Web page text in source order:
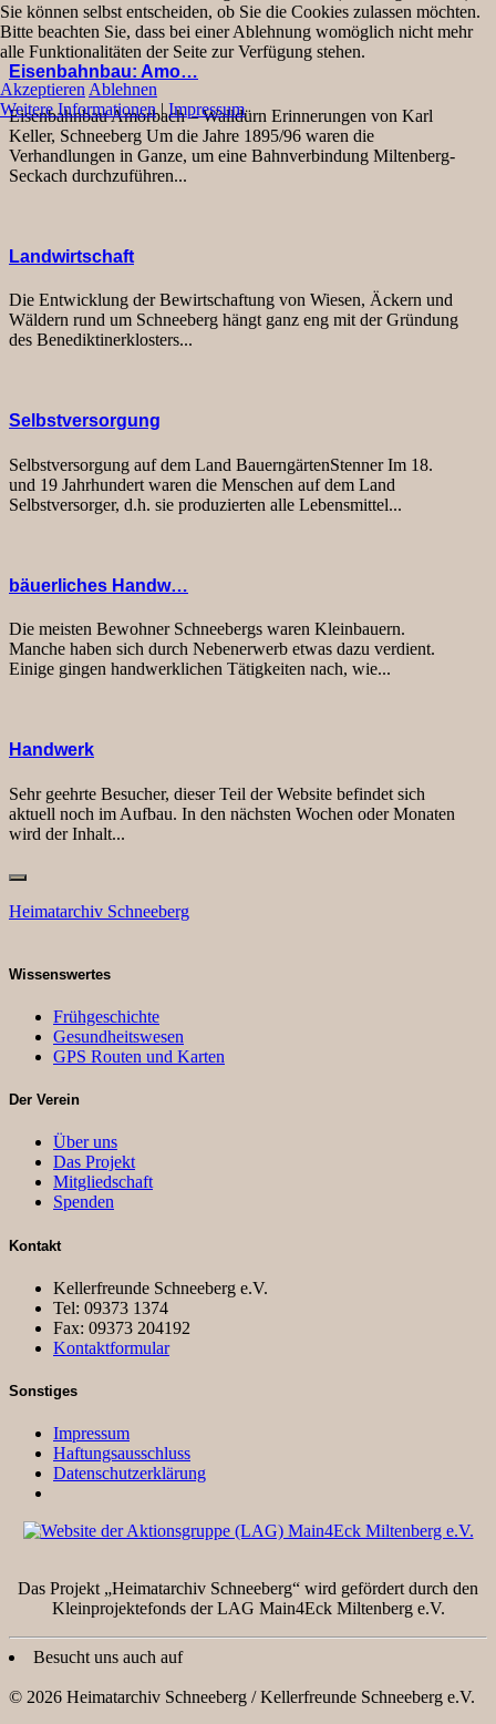
Eisenbahnbau: Amo…
Eisenbahnbau Amorbach – Walldürn Erinnerungen von Karl
Keller, Schneeberg Um die Jahre 1895/96 waren die
Verhandlungen in Ganze, um eine Bahnverbindung Miltenberg-
Seckach durchzuführen...
Landwirtschaft
Die Entwicklung der Bewirtschaftung von Wiesen, Äckern und
Wäldern rund um Schneeberg hängt ganz eng mit der Gründung
des Benediktinerklosters...
Selbstversorgung
Selbstversorgung auf dem Land BauerngärtenStenner Im 18.
und 19 Jahrhundert waren die Menschen auf dem Land
Selbstversorger, d.h. sie produzierten alle Lebensmittel...
bäuerliches Handw…
Die meisten Bewohner Schneebergs waren Kleinbauern.
Manche haben sich durch Nebenerwerb etwas dazu verdient.
Einige gingen handwerklichen Tätigkeiten nach, wie...
Handwerk
Sehr geehrte Besucher, dieser Teil der Website befindet sich
aktuell noch im Aufbau. In den nächsten Wochen oder Monaten
wird der Inhalt...
Heimatarchiv Schneeberg
Wissenswertes
Frühgeschichte
Gesundheitswesen
GPS Routen und Karten
Der Verein
Über uns
Das Projekt
Mitgliedschaft
Spenden
Kontakt
Kellerfreunde Schneeberg e.V.
Tel: 09373 1374
Fax: 09373 204192
Kontaktformular
Sonstiges
Impressum
Haftungsausschluss
Datenschutzerklärung
Das Projekt „Heimatarchiv Schneeberg“ wird gefördert durch den
Kleinprojektefonds der LAG Main4Eck Miltenberg e.V.
Besucht uns auch auf
© 2026 Heimatarchiv Schneeberg / Kellerfreunde Schneeberg e.V.
Sie können selbst entscheiden, ob Sie die Cookies zulassen möchten.
Bitte beachten Sie, dass bei einer Ablehnung womöglich nicht mehr
alle Funktionalitäten der Seite zur Verfügung stehen.
Akzeptieren Ablehnen
Weitere Informationen|Impressum